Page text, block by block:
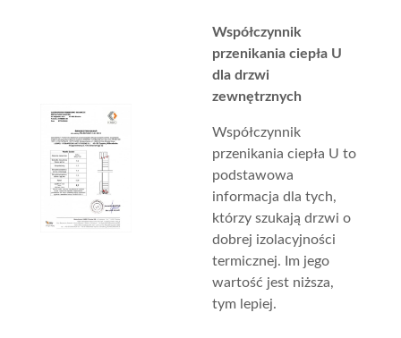
Współczynnik
przenikania ciepła U
dla drzwi
zewnętrznych
Współczynnik
przenikania ciepła U to
podstawowa
informacja dla tych,
którzy szukają drzwi o
dobrej izolacyjności
termicznej. Im jego
wartość jest niższa,
tym lepiej.